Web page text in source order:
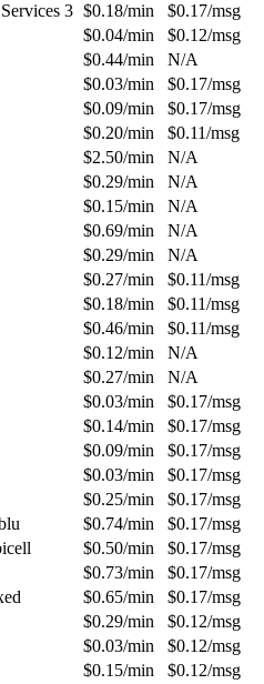
3 $0.18/min $0.17/msg
$0.04/min $0.12/msg
$0.44/min
N/A
$0.03/min $0.17/msg
$0.09/min $0.17/msg
$0.20/min $0.11/msg
$2.50/min
N/A
$0.29/min
N/A
$0.15/min
N/A
$0.69/min
N/A
$0.29/min
N/A
$0.27/min $0.11/msg
$0.18/min $0.11/msg
$0.46/min $0.11/msg
$0.12/min
N/A
$0.27/min
N/A
$0.03/min $0.17/msg
$0.14/min $0.17/msg
$0.09/min $0.17/msg
$0.03/min $0.17/msg
$0.25/min $0.17/msg
$0.74/min $0.17/msg
$0.50/min $0.17/msg
$0.73/min $0.17/msg
$0.65/min $0.17/msg
$0.29/min $0.12/msg
$0.03/min $0.12/msg
$0.15/min $0.12/msg